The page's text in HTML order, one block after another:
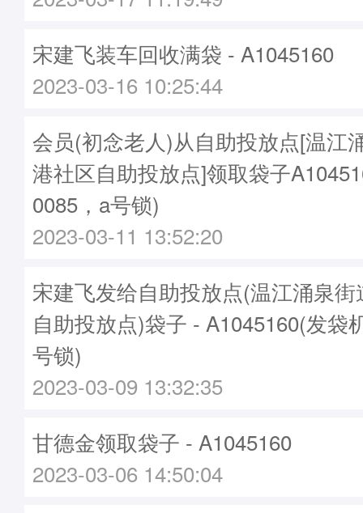
宋建飞装车回收满袋 - A1045160
2023-03-16 10:25:44
会员(初念老人)从自助投放点[温江
港社区自助投放点]领取袋子
0085，a号锁)
2023-03-11 13:52:20
宋建飞发给自助投放点(温江涌泉
自助投放点)袋子 - A1045160(发袋
号锁)
2023-03-09 13:32:35
甘德金领取袋子 - A1045160
2023-03-06 14:50:04